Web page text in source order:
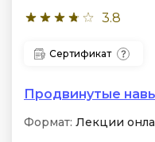
3.8
Сертификат
Продвинутые
Формат: Лекции